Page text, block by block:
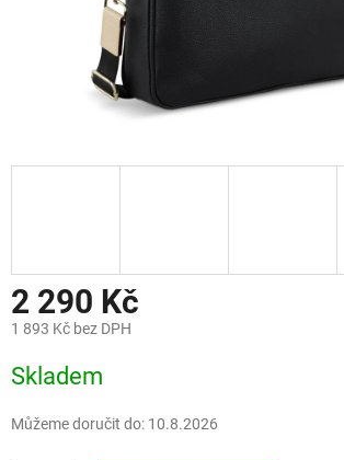
2 290 Kč
1 893 Kč bez DPH
cena:
Skladem
Můžeme doručit do: 10.8.2026